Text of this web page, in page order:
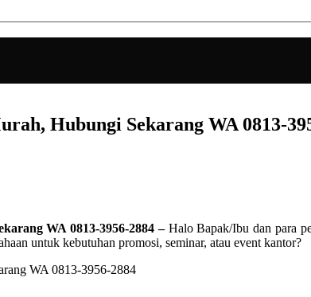
Hubungi Sekarang WA 0813-
WA 0813-3956-2884 –Halo Bapak/Ibu dan para
untuk kebutuhan promosi, seminar, atau event kantor?